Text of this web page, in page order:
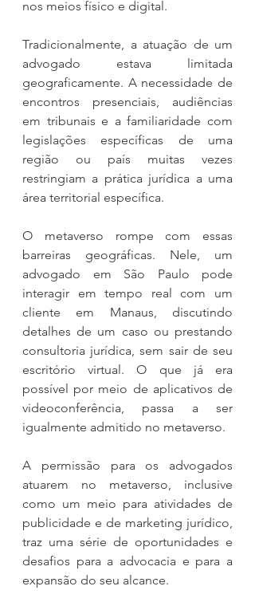
nos meios físico e digital.
Tradicionalmente, a atuação de um
advogado estava limitada
geograficamente. A necessidade de
encontros presenciais, audiências
em tribunais e a familiaridade com
legislações específicas de uma
região ou país muitas vezes
restringiam a prática jurídica a uma
área territorial específica.
O metaverso rompe com essas
barreiras geográficas. Nele, um
advogado em São Paulo pode
interagir em tempo real com um
cliente em Manaus, discutindo
detalhes de um caso ou prestando
consultoria jurídica, sem sair de seu
escritório virtual. O que já era
possível por meio de aplicativos de
videoconferência, passa a ser
igualmente admitido no metaverso.
A permissão para os advogados
atuarem no metaverso, inclusive
como um meio para atividades de
publicidade e de marketing jurídico,
traz uma série de oportunidades e
desafios para a advocacia e para a
expansão do seu alcance.